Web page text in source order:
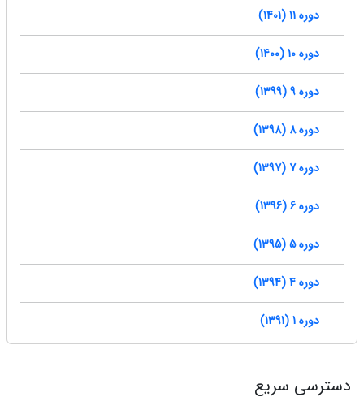
دوره 11 (1401)
دوره 10 (1400)
دوره 9 (1399)
دوره 8 (1398)
دوره 7 (1397)
دوره 6 (1396)
دوره 5 (1395)
دوره 4 (1394)
دوره 1 (1391)
دسترسی سریع